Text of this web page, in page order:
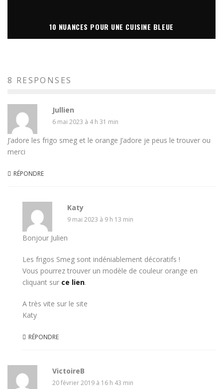
10 NUANCES POUR UNE CUISINE BLEUE
8 RESPONSES
Jullien
6 mai 2023 à 4 h 31 min
J’adore les frigo smeg et le orange J’adore je peus le trouver ou
merci
RÉPONDRE
Katy
9 mai 2023 à 9 h 13 min
Bonjour Julien
Les frigos Smeg sont indéniablement décoratifs !
Vous pourrez trouver un modèle de couleur orange en
cliquant sur ce lien.
A très vite sur le site
Katy
RÉPONDRE
VictoireB
20 février 2019 à 16 h 43 min